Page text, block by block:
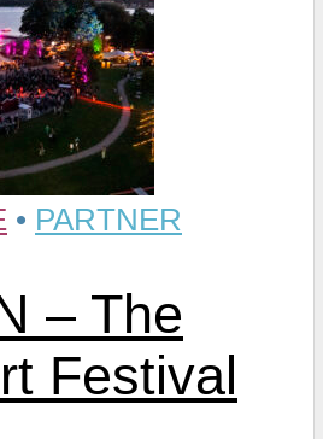
• PARTNER
– The
Festival